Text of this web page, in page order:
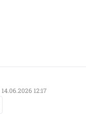
14.06.2026 12:17